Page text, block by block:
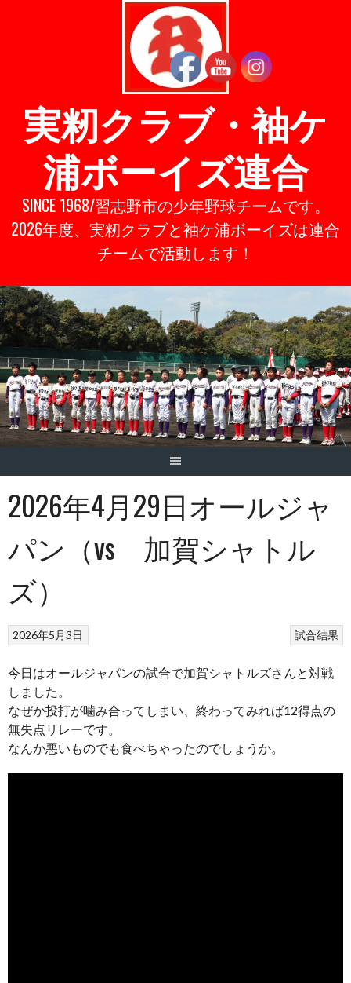
実籾クラブ・袖ケ
浦ボーイズ連合
SINCE 1968/習志野市の少年野球チームです。
2026年度、実籾クラブと袖ケ浦ボーイズは連合
チームで活動します！
2026年4月29日オールジャ
パン（vs 加賀シャトル
ズ）
試合結果
2026年5月3日
今日はオールジャパンの試合で加賀シャトルズさんと対戦
しました。
なぜか投打が噛み合ってしまい、終わってみれば12得点の
無失点リレーです。
なんか悪いものでも食べちゃったのでしょうか。